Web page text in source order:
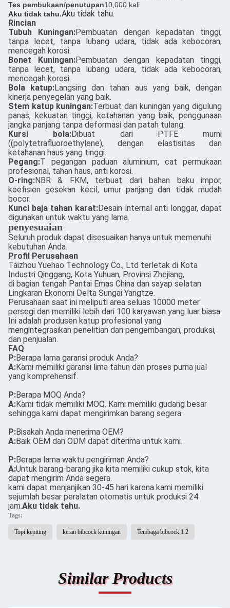
Tes pembukaan/penutupan10,000 kali
Aku tidak tahu.Aku tidak tahu.
Rincian
Tubuh Kuningan:Pembuatan dengan kepadatan tinggi,
tanpa lecet, tanpa lubang udara, tidak ada kebocoran,
mencegah korosi.
Bonet Kuningan:Pembuatan dengan kepadatan tinggi,
tanpa lecet, tanpa lubang udara, tidak ada kebocoran,
mencegah korosi.
Bola katup:Langsing dan tahan aus yang baik, dengan
kinerja penyegelan yang baik.
Stem katup kuningan:Terbuat dari kuningan yang digulung
panas, kekuatan tinggi, ketahanan yang baik, penggunaan
jangka panjang tanpa deformasi dan patah tulang.
Kursi bola:Dibuat dari PTFE murni
((polytetrafluoroethylene), dengan elastisitas dan
ketahanan haus yang tinggi.
Pegang:T pegangan paduan aluminium, cat permukaan
profesional, tahan haus, anti korosi.
O-ring:NBR & FKM, terbuat dari bahan baku impor,
koefisien gesekan kecil, umur panjang dan tidak mudah
bocor.
Kunci baja tahan karat:Desain internal anti longgar, dapat
digunakan untuk waktu yang lama.
penyesuaian
Seluruh produk dapat disesuaikan hanya untuk memenuhi
kebutuhan Anda.
Profil Perusahaan
Taizhou Yuehao Technology Co., Ltd terletak di Kota
Industri Qinggang, Kota Yuhuan, Provinsi Zhejiang,
di bagian tengah Pantai Emas China dan sayap selatan
Lingkaran Ekonomi Delta Sungai Yangtze.
Perusahaan saat ini meliputi area seluas 10000 meter
persegi dan memiliki lebih dari 100 karyawan yang luar biasa.
Ini adalah produsen katup profesional yang
mengintegrasikan penelitian dan pengembangan, produksi,
dan penjualan.
FAQ
P:Berapa lama garansi produk Anda?
A:Kami memiliki garansi lima tahun dan proses purna jual
yang komprehensif.
P:Berapa MOQ Anda?
A:Kami tidak memiliki MOQ. Kami memiliki gudang besar
sehingga kami dapat mengirimkan barang segera.
P:Bisakah Anda menerima OEM?
A:Baik OEM dan ODM dapat diterima untuk kami.
P:Berapa lama waktu pengiriman Anda?
A:Untuk barang-barang jika kita memiliki cukup stok, kita
dapat mengirim Anda segera.
kami dapat menjanjikan 30-45 hari karena kami memiliki
sejumlah besar peralatan otomatis untuk produksi 24
jam.Aku tidak tahu.
Tags:
Topi kepiting keran bibcock kuningan Tembaga bibcock 1 2
Similar Products